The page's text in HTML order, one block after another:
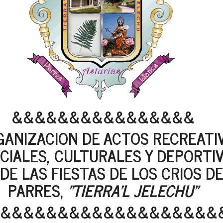
&&&&&&&&&&&&&&&&
DE ACTOS
CULTURALES Y
DE LAS FIESTAS DE LOS CRIOS DE
PARRES, "TIERRA'L JELECHU"